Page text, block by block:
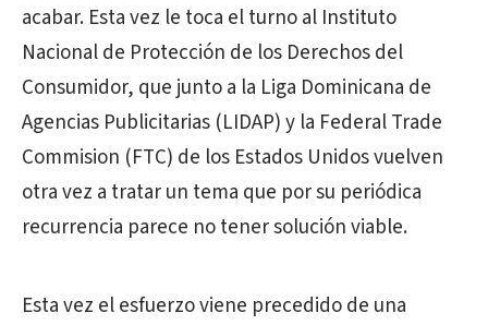
acabar. Esta vez le toca el turno al Instituto
Nacional de Protección de los Derechos del
Consumidor, que junto a la Liga Dominicana de
Agencias Publicitarias (LIDAP) y la Federal Trade
Commision (FTC) de los Estados Unidos vuelven
otra vez a tratar un tema que por su periódica
recurrencia parece no tener solución viable.
Esta vez el esfuerzo viene precedido de una